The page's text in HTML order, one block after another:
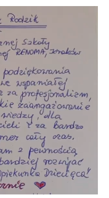
AKTUALNOŚCI
REKRUTACJA
KONTAKT
PARTNERZY
FAQ
STREFA SŁUCHACZA